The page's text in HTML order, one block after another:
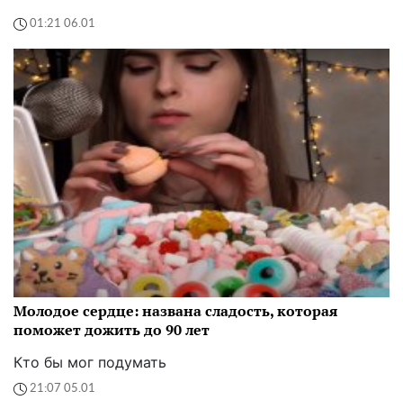
01:21 06.01
Молодое сердце: названа сладость, которая
поможет дожить до 90 лет
Кто бы мог подумать
21:07 05.01